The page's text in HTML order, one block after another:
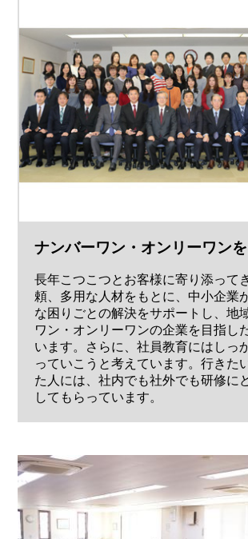
ナンバーワン・オンリーワン
長年こつこつとお客様に寄り添って
頼、多用な人材をもとに、中小企業
な困りごとの解決をサポートし、地
ワン・オンリーワンの企業を目指し
います。さらに、社員教育にはしっ
っていこうと考えています。行きた
た人には、社内でも社外でも研修に
してもらっています。